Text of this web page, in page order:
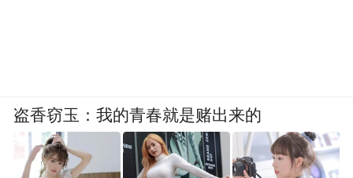
盗香窃玉：我的青春就是赌出来的